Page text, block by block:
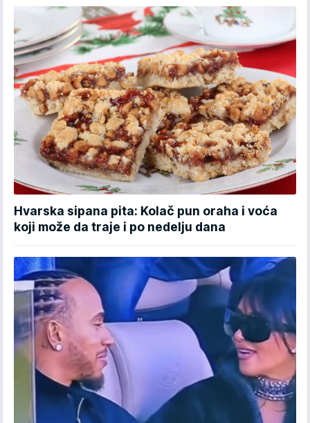
Hvarska sipana pita: Kolač pun oraha i voća
koji može da traje i po nedelju dana